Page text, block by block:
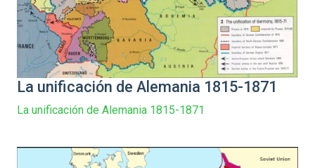
La unificación de Alemania 1815-1871
La unificación de Alemania 1815-1871